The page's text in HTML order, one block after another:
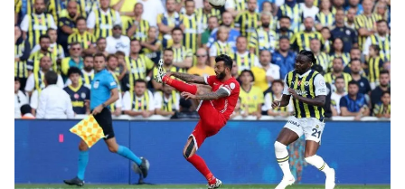
Çerezlere ilişkin tercihlerinizi aşağıda yer alan panel
vasıtasıyla belirleyebilirsiniz. Çerezlere ilişkin detaylı bilgi
için Ayarlar butonuna tıklayabilir,Çerez Bilgilendirme
Metnimiziziyaret edebilirsiniz.
6698 sayılı Kişisel Verilerin Korunması Kanunu uyarınca
hazırlanmış Aydınlatma Metnimizi okumak ve sitemizde
ilgili mevzuata uygun olarak kullanılan çerezlerle ilgili bilgi